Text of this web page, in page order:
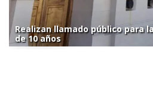
Realizan llamado público para
de 10 años